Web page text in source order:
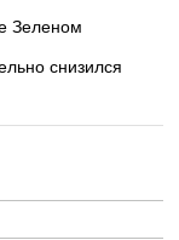
Зеленом
снизился